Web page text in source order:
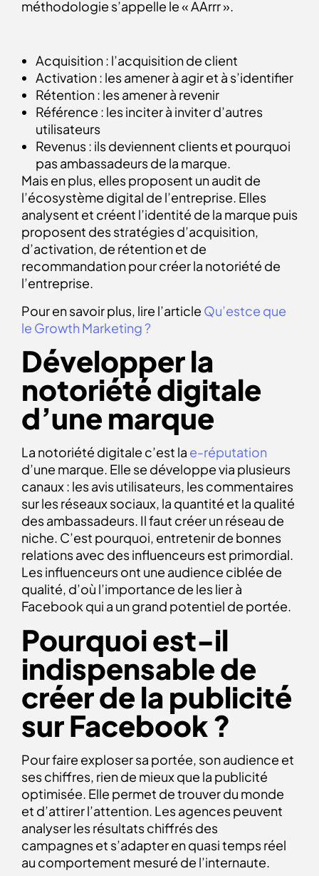
méthodologie s’appelle le « AArrr ».
Acquisition : l’acquisition de client
Activation : les amener à agir et à s’identifier
Rétention : les amener à revenir
Référence : les inciter à inviter d’autres
utilisateurs
Revenus : ils deviennent clients et pourquoi
pas ambassadeurs de la marque.
Mais en plus, elles proposent un audit de
l’écosystème digital de l’entreprise. Elles
analysent et créent l’identité de la marque puis
proposent des stratégies d’acquisition,
d’activation, de rétention et de
recommandation pour créer la notoriété de
l’entreprise.
Pour en savoir plus, lire l’article Qu’estce que
le Growth Marketing ?
Développer la
notoriété digitale
d’une marque
La notoriété digitale c’est la e-réputation
d’une marque. Elle se développe via plusieurs
canaux : les avis utilisateurs, les commentaires
sur les réseaux sociaux, la quantité et la qualité
des ambassadeurs. Il faut créer un réseau de
niche. C’est pourquoi, entretenir de bonnes
relations avec des influenceurs est primordial.
Les influenceurs ont une audience ciblée de
qualité, d’où l’importance de les lier à
Facebook qui a un grand potentiel de portée.
Pourquoi est-il
indispensable de
créer de la publicité
sur Facebook ?
Pour faire exploser sa portée, son audience et
ses chiffres, rien de mieux que la publicité
optimisée. Elle permet de trouver du monde
et d’attirer l’attention. Les agences peuvent
analyser les résultats chiffrés des
campagnes et s’adapter en quasi temps réel
au comportement mesuré de l’internaute.